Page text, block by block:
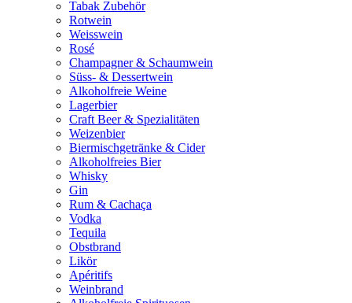
Tabak Zubehör
Rotwein
Weisswein
Rosé
Champagner & Schaumwein
Süss- & Dessertwein
Alkoholfreie Weine
Lagerbier
Craft Beer & Spezialitäten
Weizenbier
Biermischgetränke & Cider
Alkoholfreies Bier
Whisky
Gin
Rum & Cachaça
Vodka
Tequila
Obstbrand
Likör
Apéritifs
Weinbrand